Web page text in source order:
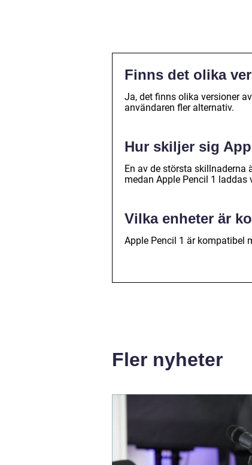
Finns det olika
Ja, det finns olika versioner
användaren fler alternativ.
Hur skiljer sig
En av de största
medan Apple Pencil 1
Vilka enheter är
Apple Pencil 1 är kompatibel
Fler nyheter